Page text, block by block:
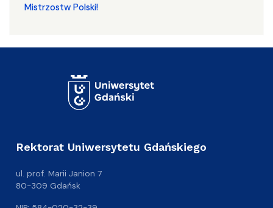
Mistrzostw Polski!
Rektorat Uniwersytetu Gdańskiego
ul. prof. Marii Janion 7
80-309 Gdańsk